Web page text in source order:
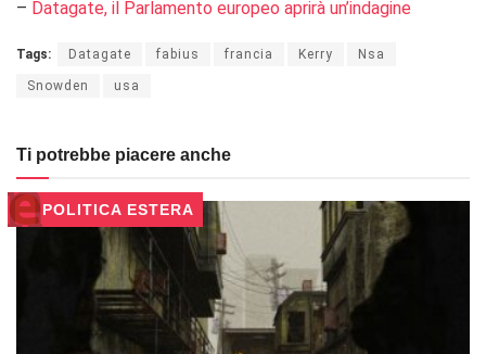
– Datagate, il Parlamento europeo aprirà un’indagine
Tags: Datagate fabius francia Kerry Nsa
Snowden usa
Ti potrebbe piacere anche
POLITICA ESTERA